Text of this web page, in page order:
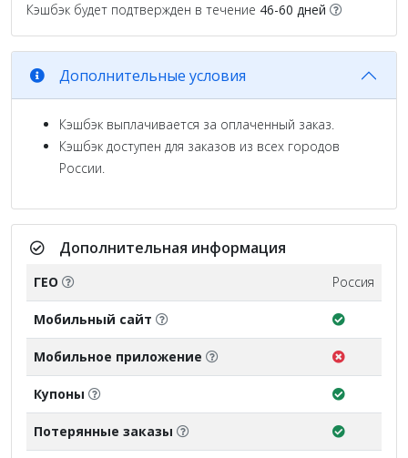
Кэшбэк будет подтвержден в течение 46-60 дней
Дополнительные условия
Кэшбэк выплачивается за оплаченный заказ.
Кэшбэк доступен для заказов из всех городов
России.
Дополнительная информация
ГЕО Россия
Мобильный сайт
Мобильное приложение
Купоны
Потерянные заказы